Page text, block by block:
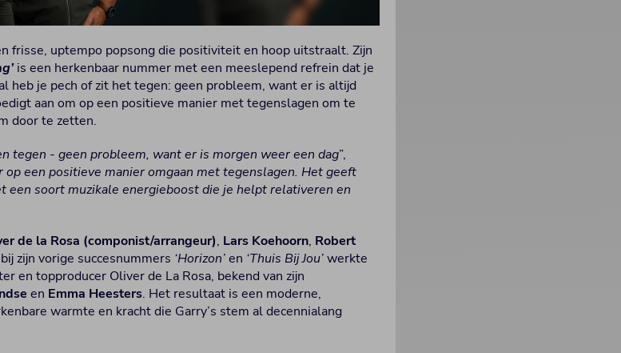
frisse, uptempo popsong die positiviteit en hoop uitstraalt. Zijn
is een herkenbaar nummer met een meeslepend refrein dat je
heb je pech of zit het tegen: geen probleem, want er is altijd
aan om op een positieve manier met tegenslagen om te
door te zetten.
tegen - geen probleem, want er is morgen weer een dag”,
op een positieve manier omgaan met tegenslagen. Het geeft
een soort muzikale energieboost die je helpt relativeren en
de la Rosa (componist/arrangeur), Lars Koehoorn, Robert
zijn vorige succesnummers ‘Horizon’en ‘Thuis Bij Jou’werkte
en topproducer Oliver de La Rosa, bekend van zijn
en Emma Heesters. Het resultaat is een moderne,
warmte en kracht die Garry’s stem al decennialang